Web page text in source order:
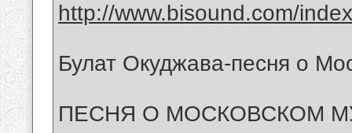
http://www.bisound.com/
Булат Окуджава-песня о
ПЕСНЯ О МОСКОВСКОМ